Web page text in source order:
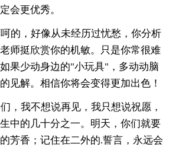
会更优秀。
的，好像从未经历过忧愁，你分析
师挺欣赏你的机敏。只是你常很难
果少动身边的"小玩具"，多动动脑
见解。相信你将会变得更加出色！
，我不想说再见，我只想说祝愿，
中的几十分之一。明天，你们就要
芳香；记住在二外的.誓言，永远会